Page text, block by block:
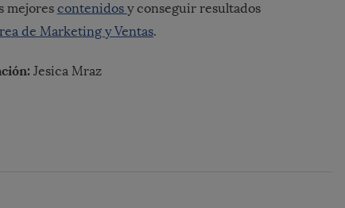
mejores contenidos y conseguir resultados
de Marketing y Ventas.
Jesica Mraz